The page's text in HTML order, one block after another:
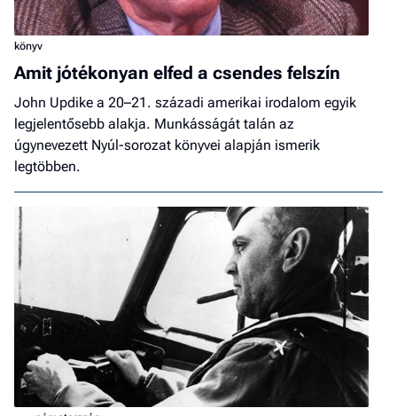
könyv
Amit jótékonyan elfed a csendes felszín
John Updike a 20–21. századi amerikai irodalom egyik
legjelentősebb alakja. Munkásságát talán az
úgynevezett Nyúl-sorozat könyvei alapján ismerik
legtöbben.